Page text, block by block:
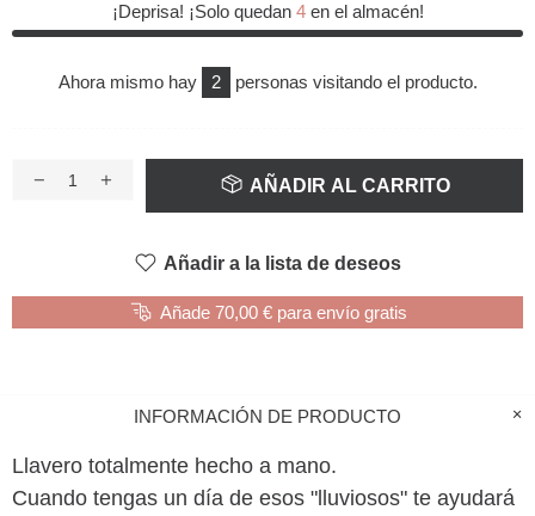
¡Deprisa! ¡Solo quedan 4en el almacén!
Ahora mismo hay 2 personas visitando el producto.
AÑADIR AL CARRITO
Añadir a la lista de deseos
Añade 70,00 € para envío gratis
INFORMACIÓN DE PRODUCTO
Llavero totalmente hecho a mano.
Cuando tengas un día de esos "lluviosos" te ayudará